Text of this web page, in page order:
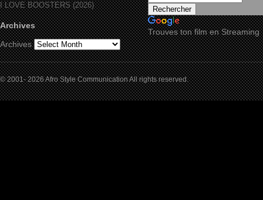
I LOVE BOOSTERS (2026)
Archives
Archives
Trouves ton film en Streaming
© 2001- 2026 Afro Style Communication All rights reserved.